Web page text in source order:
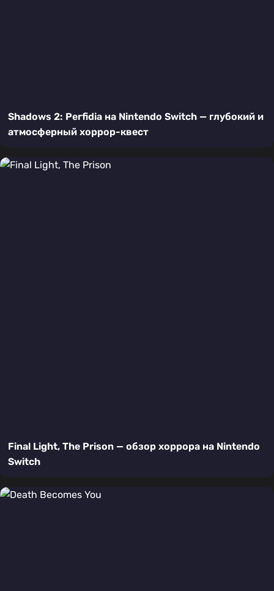
Shadows 2: Perfidia на Nintendo Switch — глубокий и
атмосферный хоррор-квест
Final Light, The Prison — обзор хоррора на Nintendo
Switch